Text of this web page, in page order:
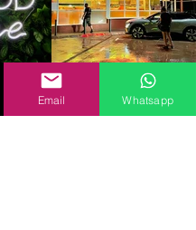
Email Whatsapp